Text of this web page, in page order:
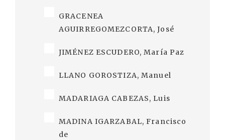
GRACENEA
AGUIRREGOMEZCORTA, José
JIMÉNEZ ESCUDERO, María Paz
LLANO GOROSTIZA, Manuel
MADARIAGA CABEZAS, Luis
MADINA IGARZABAL, Francisco
de